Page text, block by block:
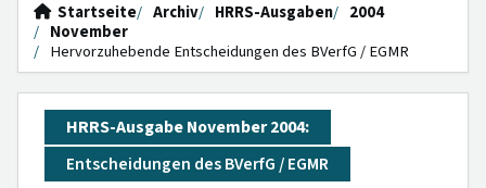
Startseite Archiv HRRS-Ausgaben
2004
November
Hervorzuhebende Entscheidungen des BVerfG / EGMR
HRRS-Ausgabe November 2004:
Entscheidungen des BVerfG / EGMR